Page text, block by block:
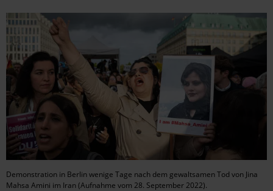
Demonstration in Berlin wenige Tage nach dem gewaltsamen Tod von Jina
Mahsa Amini im Iran (Aufnahme vom 28. September 2022).